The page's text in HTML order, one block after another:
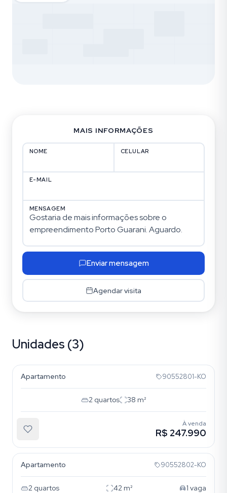
MAIS INFORMAÇÕES
NOME CELULAR
E-MAIL
MENSAGEM
Enviar mensagem
Agendar visita
Unidades (3)
Vila Nova
Apartamento 90552801-KO
2 quartos 38 m²
À venda
R$ 247.990
Apartamento 90552802-KO
2 quartos 42 m² 1 vaga